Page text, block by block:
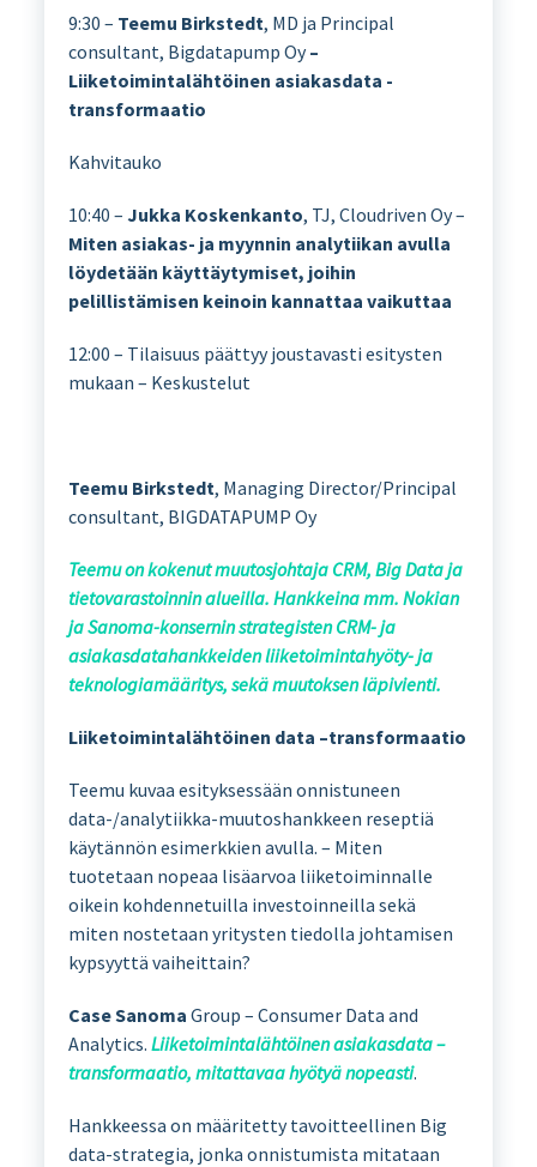
9:30 – Teemu Birkstedt, MD ja Principal
consultant, Bigdatapump Oy–
Liiketoimintalähtöinen asiakasdata -
transformaatio
Kahvitauko
10:40 – Jukka Koskenkanto, TJ, Cloudriven Oy –
Miten asiakas- ja myynnin analytiikan avulla
löydetään käyttäytymiset, joihin
pelillistämisen keinoin kannattaa vaikuttaa
12:00 – Tilaisuus päättyy joustavasti esitysten
mukaan – Keskustelut
Teemu Birkstedt, Managing Director/Principal
consultant, BIGDATAPUMP Oy
Teemu on kokenut muutosjohtaja CRM, Big Data ja
tietovarastoinnin alueilla. Hankkeina mm. Nokian
ja Sanoma-konsernin strategisten CRM- ja
asiakasdatahankkeiden liiketoimintahyöty- ja
teknologiamääritys, sekä muutoksen läpivienti.
Liiketoimintalähtöinen data –transformaatio
Teemu kuvaa esityksessään onnistuneen
data-/analytiikka-muutoshankkeen reseptiä
käytännön esimerkkien avulla. – Miten
tuotetaan nopeaa lisäarvoa liiketoiminnalle
oikein kohdennetuilla investoinneilla sekä
miten nostetaan yritysten tiedolla johtamisen
kypsyyttä vaiheittain?
Case Sanoma Group – Consumer Data and
Analytics. Liiketoimintalähtöinen asiakasdata –
transformaatio, mitattavaa hyötyä nopeasti.
Hankkeessa on määritetty tavoitteellinen Big
data-strategia, jonka onnistumista mitataan